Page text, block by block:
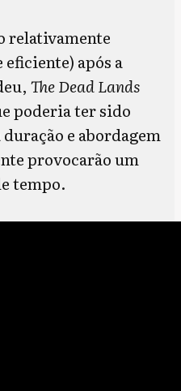
relativamente
após a
The Dead Lands
poderia ter sido
e abordagem
provocarão um
tempo.